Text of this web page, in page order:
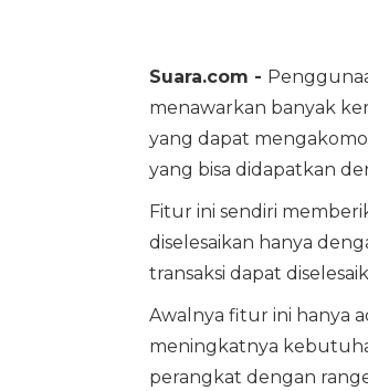
Suara.com -
menawarkan banyak
yang dapat
yang bisa didapatkan
Fitur ini sendiri
diselesaikan hanya
transaksi dapat
Awalnya fitur ini hanya
meningkatnya
perangkat dengan